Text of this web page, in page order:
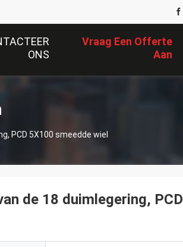
ONS
Vraag Een Offerte
Aan
PCD 5X100 smeedde wiel
de 18 duimlegering, PCD